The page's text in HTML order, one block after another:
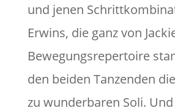
und jenen
Erwins, die ganz von
Bewegungsrepertoire
den beiden Tanzenden
zu wunderbaren Soli.